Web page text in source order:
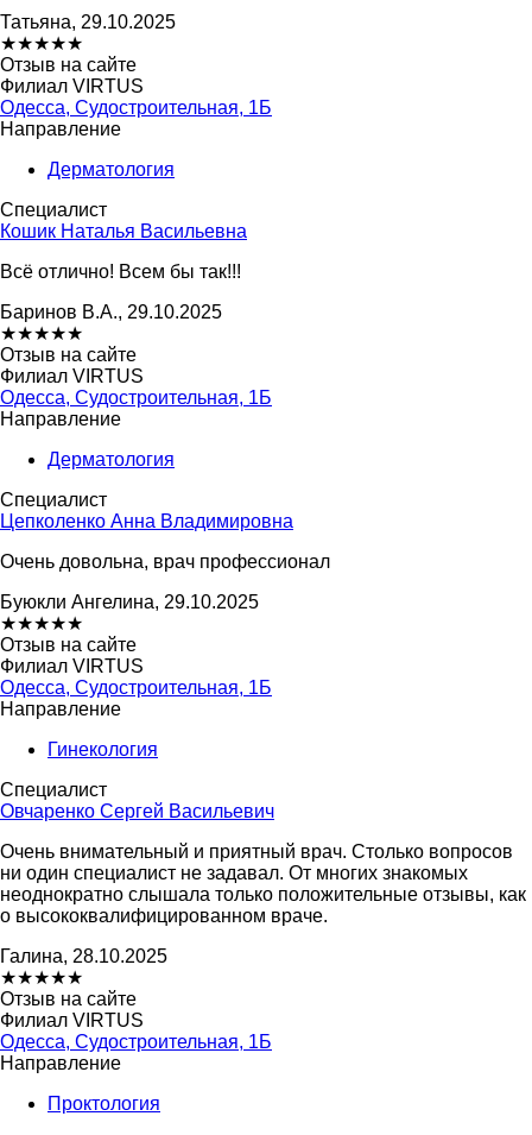
Татьяна, 29.10.2025
★★★★★
Отзыв на сайте
Филиал VIRTUS
Одесса, Судостроительная, 1Б
Направление
Дерматология
Специалист
Кошик Наталья Васильевна
Всё отлично! Всем бы так!!!
Баринов В.А., 29.10.2025
★★★★★
Отзыв на сайте
Филиал VIRTUS
Одесса, Судостроительная, 1Б
Направление
Дерматология
Специалист
Цепколенко Анна Владимировна
Очень довольна, врач профессионал
Буюкли Ангелина, 29.10.2025
★★★★★
Отзыв на сайте
Филиал VIRTUS
Одесса, Судостроительная, 1Б
Направление
Гинекология
Специалист
Овчаренко Сергей Васильевич
Очень внимательный и приятный врач. Столько вопросов
ни один специалист не задавал. От многих знакомых
неоднократно слышала только положительные отзывы, как
о высококвалифицированном враче.
Галина, 28.10.2025
★★★★★
Отзыв на сайте
Филиал VIRTUS
Одесса, Судостроительная, 1Б
Направление
Проктология